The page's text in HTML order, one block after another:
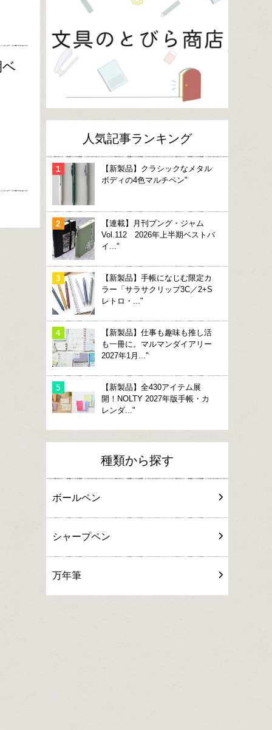
人気記事ランキング
【新製品】クラシックなメタル
ボディの4色マルチペン"
【連載】月刊ブング・ジャム
Vol.112 2026年上半期ベストバ
イ..."
【新製品】手帳になじむ限定カ
ラー「サラサクリップ3C／2+S
レトロ・..."
【新製品】仕事も趣味も推し活
も一冊に。マルマンダイアリー
2027年1月..."
【新製品】全430アイテム展
開！NOLTY 2027年版手帳・カ
レンダ..."
種類から探す
ボールペン
シャープペン
万年筆